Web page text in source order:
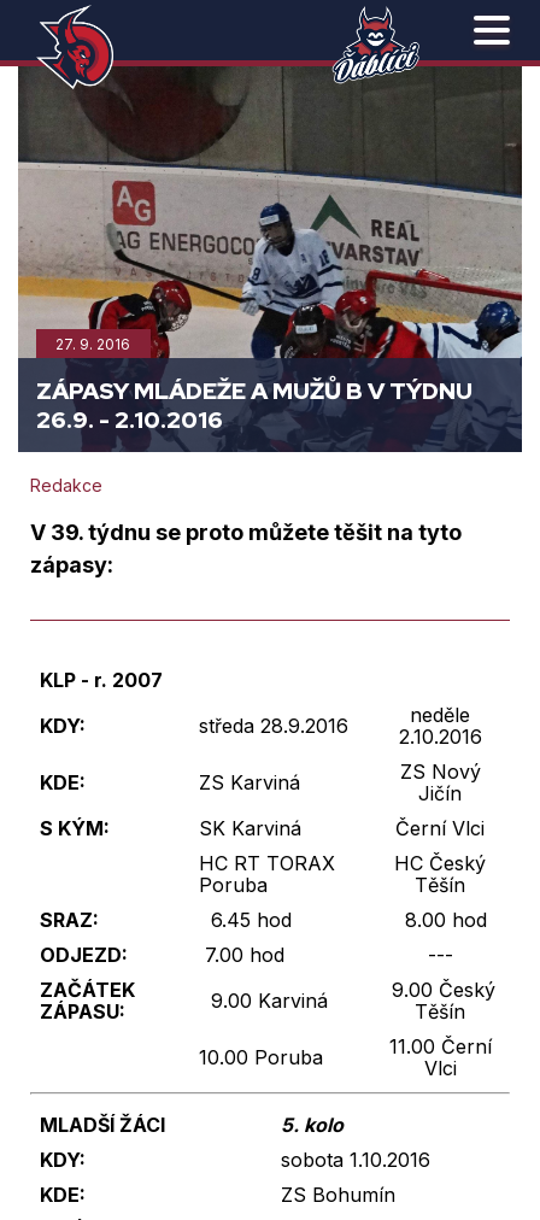
27. 9. 2016
ZÁPASY MLÁDEŽE A MUŽŮ B V TÝDNU
26.9. - 2.10.2016
Redakce
V 39. týdnu se proto můžete těšit na tyto
zápasy:
KLP - r. 2007
KDY:
středa 28.9.2016
neděle
2.10.2016
KDE:
ZS Karviná
ZS Nový
Jičín
S KÝM:
SK Karviná
Černí Vlci
HC RT TORAX
Poruba
HC Český
Těšín
SRAZ:
6.45 hod
8.00 hod
ODJEZD:
7.00 hod
---
ZAČÁTEK
ZÁPASU:
9.00 Karviná
9.00 Český
Těšín
10.00 Poruba
11.00 Černí
Vlci
MLADŠÍ ŽÁCI
5. kolo
KDY:
sobota 1.10.2016
KDE:
ZS Bohumín